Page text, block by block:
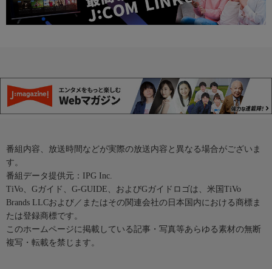
番組内容、放送時間などが実際の放送内容と異なる場合がございま
す。
番組データ提供元：IPG Inc.
TiVo、Gガイド、G-GUIDE、およびGガイドロゴは、米国TiVo
Brands LLCおよび／またはその関連会社の日本国内における商標ま
たは登録商標です。
このホームページに掲載している記事・写真等あらゆる素材の無断
複写・転載を禁じます。